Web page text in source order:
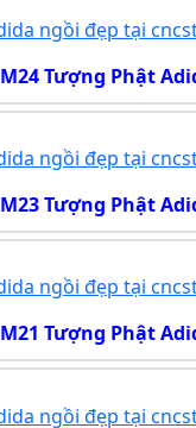
M24 Tượng Phật
M23 Tượng Phật
M21 Tượng Phật